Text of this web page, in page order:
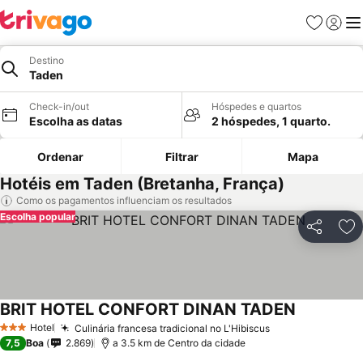
Favoritos
Iniciar
Destino
Taden
Check-in/out
Escolha as datas
Hóspedes e quartos
2 hóspedes, 1 quarto.
Ordenar Filtrar Mapa
Hotéis em Taden (Bretanha, França)
Como os pagamentos influenciam os resultados
Partilhar
Escolha popular
3 EstrelasHotel Culinária francesa tradicional no L'HibiscusVer preços
BRIT HOTEL CONFORT DINAN TADEN
7,5 Boa 2.869 a 3.5 km de Centro da cidade